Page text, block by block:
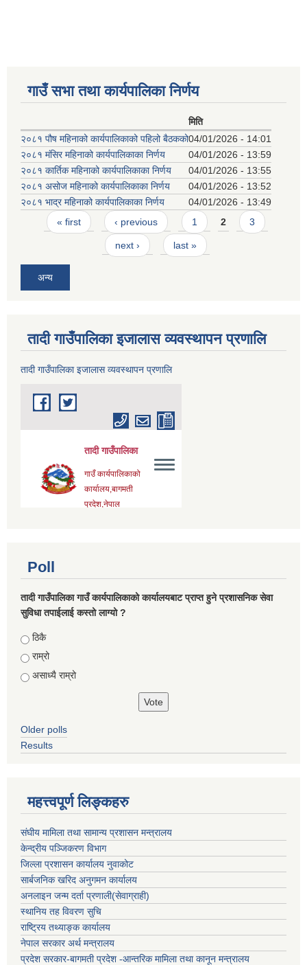
गाउँ सभा तथा कार्यपालिका निर्णय
मिति
२०८१ पौष महिनाको कार्यपालिकाको पहिलो बैठकको04/01/2026 - 14:01
२०८१ मंसिर महिनाको कार्यपालिकाका निर्णय
04/01/2026 - 13:59
२०८१ कार्तिक महिनाको कार्यपालिकाका निर्णय
04/01/2026 - 13:55
२०८१ असोज महिनाको कार्यपालिकाका निर्णय
04/01/2026 - 13:52
२०८१ भाद्र महिनाको कार्यपालिकाका निर्णय
04/01/2026 - 13:49
Pages
« first ‹ previous 1 2 3
next › last »
अन्य
तादी गाउँपालिका इजालास व्यवस्थापन प्रणालि
तादी गाउँपालिका इजालास व्यवस्थापन प्रणालि
Poll
तादी गाउँपालिका गाउँ कार्यपालिकाको कार्यालयबाट प्राप्त हुने प्रशासनिक सेवा
सुविधा तपाईलाई कस्तो लाग्यो ?
Choices
ठिकै
राम्रो
असाध्यै राम्रो
Older polls
Results
महत्त्वपूर्ण लिङ्कहरु
संघीय मामिला तथा सामान्य प्रशासन मन्त्रालय
केन्द्रीय पञ्जिकरण विभाग
जिल्ला प्रशासन कार्यालय नुवाकोट
सार्बजनिक खरिद अनुगमन कार्यालय
अनलाइन जन्म दर्ता प्रणाली(सेवाग्राही)
स्थानिय तह विवरण सुचि
राष्ट्रिय तथ्याङ्क कार्यालय
नेपाल सरकार अर्थ मन्त्रालय
प्रदेश सरकार-बागमती प्रदेश -आन्तरिक मामिला तथा कानून मन्त्रालय